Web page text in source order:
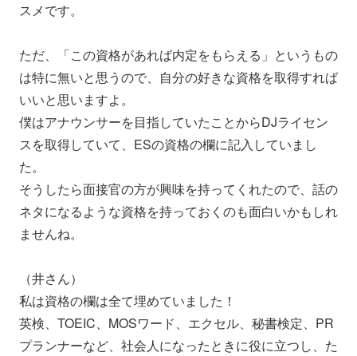
スメです。
ただ、「この資格があれば内定をもらえる」というもの
は特に無いと思うので、自分の好きな資格を取得すれば
いいと思いますよ。
僕はアナウンサーを目指していたことからDJライセン
スを取得していて、ESの資格の欄に記入していまし
た。
そうしたら面接官の方が興味を持ってくれたので、話の
ネタになるような資格を持っておくのも面白いかもしれ
ませんね。
（井さん）
私は資格の欄は全て埋めていました！
英検、TOEIC、MOSワード、エクセル、秘書検定、PR
プランナーなど、社会人になったときに役に立つし、た